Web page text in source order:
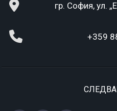
гр. София, ул.
+359